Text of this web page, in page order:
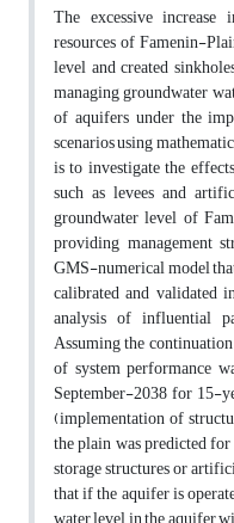
The excessive
resources of Famenin-
level and created
managing groundwater
of aquifers under the
scenarios using
is to investigate the
such as levees and
groundwater level of
providing management
GMS-numerical model
calibrated and validated
analysis of influential
Assuming the
of system performance
September-2038 for 15-
(implementation of
the plain was predicted
storage structures or
that if the aquifer is